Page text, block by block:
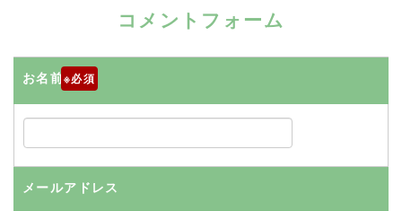
コメントフォーム
お名前※
メールアドレス